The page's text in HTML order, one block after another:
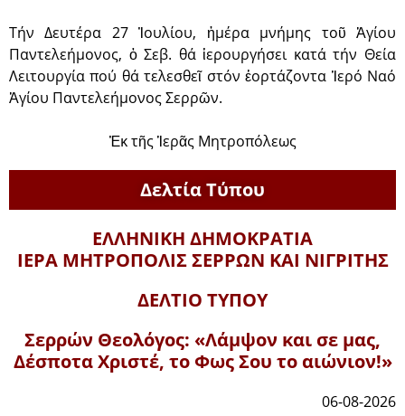
Τήν Δευτέρα 27 Ἰουλίου, ἡμέρα μνήμης τοῦ Ἁγίου
Παντελεήμονος, ὁ Σεβ. θά ἱερουργήσει κατά τήν Θεία
Λειτουργία πού θά τελεσθεῖ στόν ἑορτάζοντα Ἱερό Ναό
Ἁγίου Παντελεήμονος Σερρῶν.
Ἐκ τῆς Ἱερᾶς Μητροπόλεως
Δελτία Τύπου
ΕΛΛΗΝΙΚΗ ΔΗΜΟΚΡΑΤΙΑ
ΙΕΡΑ ΜΗΤΡΟΠΟΛΙΣΣΕΡΡΩΝ ΚΑΙ ΝΙΓΡΙΤΗΣ
ΔΕΛΤΙΟ ΤΥΠΟΥ
Σερρών Θεολόγος: «Λάμψον και σε μας,
Δέσποτα Χριστέ, το Φως Σου το αιώνιον!»
06-08-2026